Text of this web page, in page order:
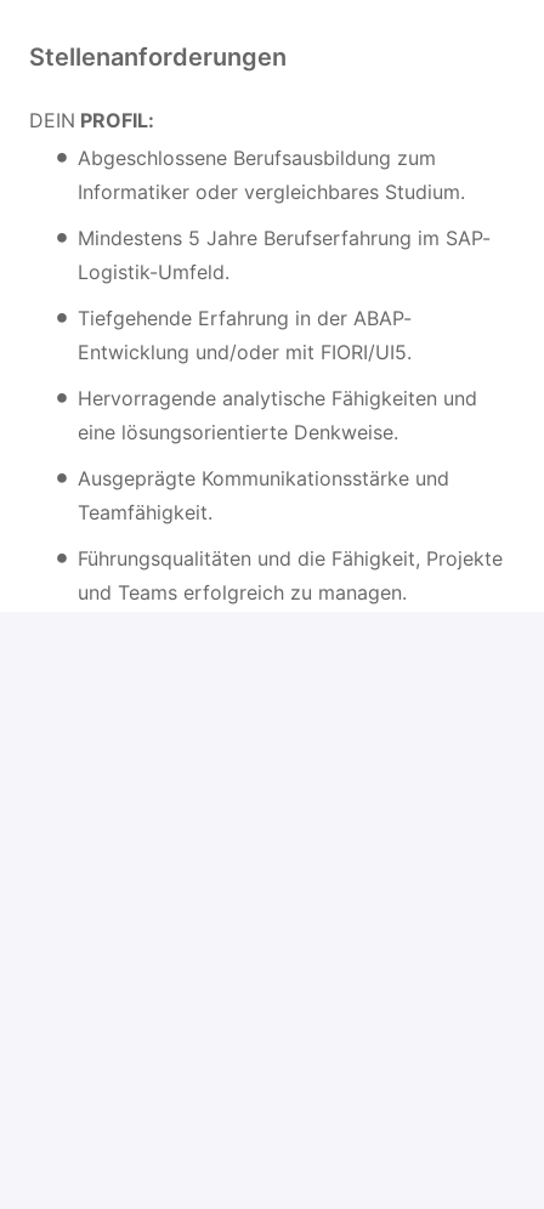
Stellenanforderungen
DEIN PROFIL:
Abgeschlossene Berufsausbildung zum
Informatiker oder vergleichbares Studium.
Mindestens 5 Jahre Berufserfahrung im SAP-
Logistik-Umfeld.
Tiefgehende Erfahrung in der ABAP-
Entwicklung und/oder mit FIORI/UI5.
Hervorragende analytische Fähigkeiten und
eine lösungsorientierte Denkweise.
Ausgeprägte Kommunikationsstärke und
Teamfähigkeit.
Führungsqualitäten und die Fähigkeit, Projekte
und Teams erfolgreich zu managen.